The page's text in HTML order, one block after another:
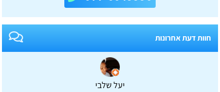
חוות דעת אחרונות
יעל שלבי